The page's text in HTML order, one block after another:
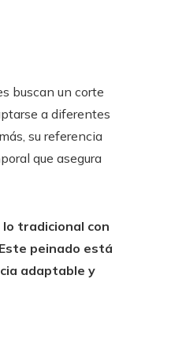
buscan un corte
a diferentes
su referencia
que asegura
lo tradicional con
peinado está
adaptable y